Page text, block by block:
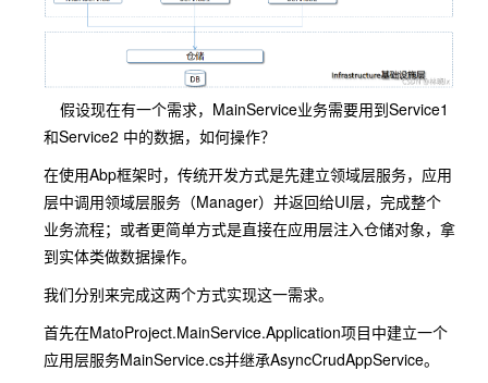
​假设现在有一个需求，MainService业务需要用到Service1
和Service2 中的数据，如何操作？
在使用Abp框架时，传统开发方式是先建立领域层服务，应用
层中调用领域层服务（Manager）并返回给UI层，完成整个
业务流程；或者更简单方式是直接在应用层注入仓储对象，拿
到实体类做数据操作。
我们分别来完成这两个方式实现这一需求。
首先在MatoProject.MainService.Application项目中建立一个
应用层服务MainService.cs并继承AsyncCrudAppService。